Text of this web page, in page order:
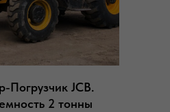
Погрузчик JCB.
2 тонны